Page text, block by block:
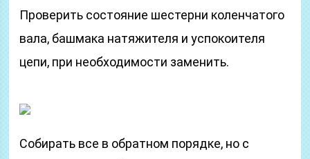
Проверить состояние шестерни коленчатого
вала, башмака натяжителя и успокоителя
цепи, при необходимости заменить.
Собирать все в обратном порядке, но с